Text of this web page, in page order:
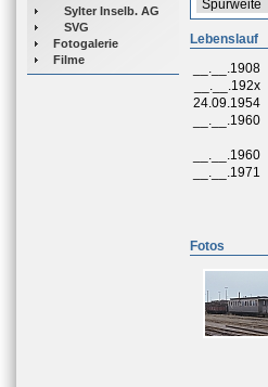
Sylter Inselb. AG
SVG
Fotogalerie
Filme
Spurweite
Lebenslauf
__.__.1908
__.__.192x
24.09.1954
__.__.1960
__.__.1960
__.__.1971
Fotos